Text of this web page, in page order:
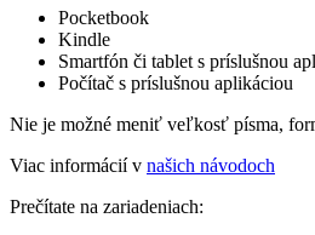
Pocketbook
Kindle
Smartfón či tablet s príslušnou
Počítač s príslušnou aplikáciou
Nie je možné meniť veľkosť písma,
Viac informácií v našich návodoch
Prečítate na zariadeniach: